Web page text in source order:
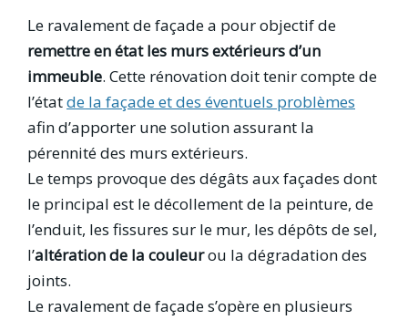
Le ravalement de façade a pour objectif de
remettre en état les murs extérieurs d’un
immeuble. Cette rénovation doit tenir compte de
l’étatde la façade et des éventuels problèmes
afin d’apporter une solution assurant la
pérennité des murs extérieurs.
Le temps provoque des dégâts aux façades dont
le principal est le décollement de la peinture, de
l’enduit, les fissures sur le mur, les dépôts de sel,
l’altération de la couleurou la dégradation des
joints.
Le ravalement de façade s’opère en plusieurs